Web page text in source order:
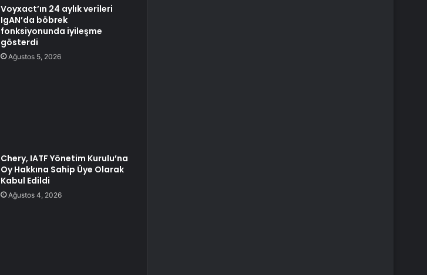
Voyxact’ın 24 aylık verileri
IgAN’da böbrek
fonksiyonunda iyileşme
gösterdi
Ağustos 5, 2026
Chery, IATF Yönetim Kurulu’na
Oy Hakkına Sahip Üye Olarak
Kabul Edildi
Ağustos 4, 2026